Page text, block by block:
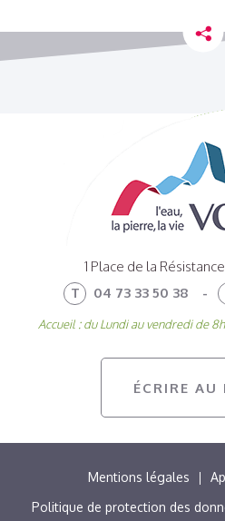
ÉCRIRE AU
1 Place de la
T
04 73 33 50 38 -
Accueil : du Lundi au vendredi de
MENU
PIED
Mentions légales
Politique de protection des